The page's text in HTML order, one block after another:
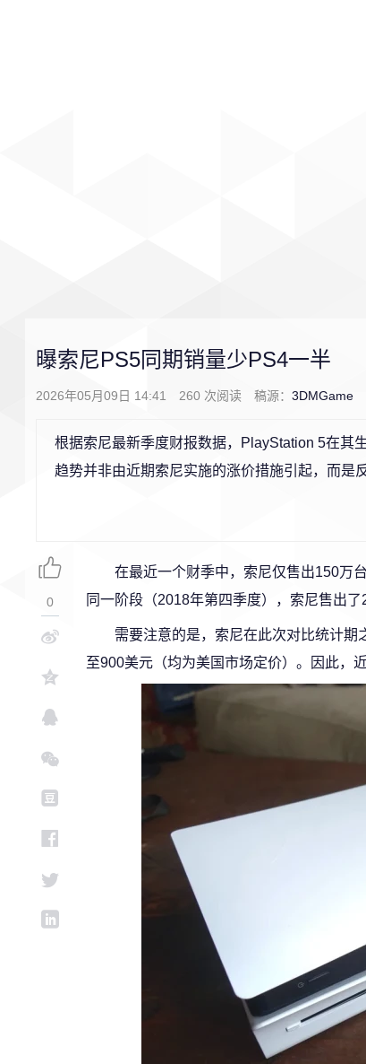
曝索尼PS5同期销量少PS4一半
2026年05月09日 14:41 260 次阅读 稿源： 3DMGame
根据索尼最新季度财报数据，PlayStation 5在其
趋势并非由近期索尼实施的涨价措施引起，而是
在最近一个财季中，索尼仅售出150万
同一阶段（2018年第四季度），索尼售出了
需要注意的是，索尼在此次对比统计
至900美元（均为美国市场定价）。因此，
0